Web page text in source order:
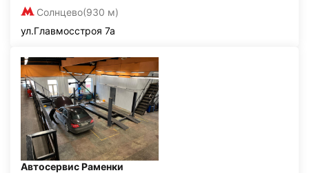
Солнцево(930 м)
ул.Главмосстроя 7а
Автосервис Раменки